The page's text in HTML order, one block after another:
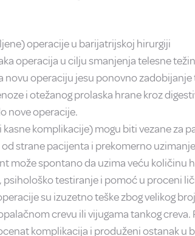
operacije u barijatrijskoj hirurgiji
operacija u cilju smanjenja telesne
novu operaciju jesu ponovno
i otežanog prolaska hrane kroz
nove operacije.
kasne komplikacije) mogu biti vezane za
strane pacijenta i prekomerno
može spontano da uzima veću količinu
psihološko testiranje i pomoć u proceni
su izuzetno teške zbog velikog
crevu ili vijugama tankog
komplikacija i produženi ostanak u